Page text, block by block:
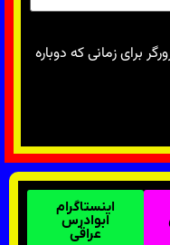
برای زمانی که دوباره
اینستاگرام
ابوادرس
عراقی